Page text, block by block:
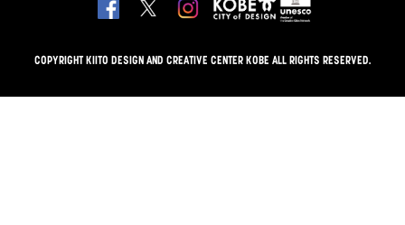
COPYRIGHT KIITO DESIGN AND CREATIVE CENTER KOBE ALL RIGHTS RESERVED.